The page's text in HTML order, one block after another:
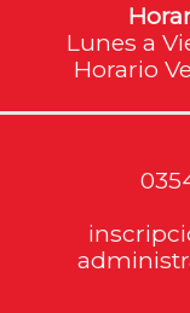
Lunes a
Horario